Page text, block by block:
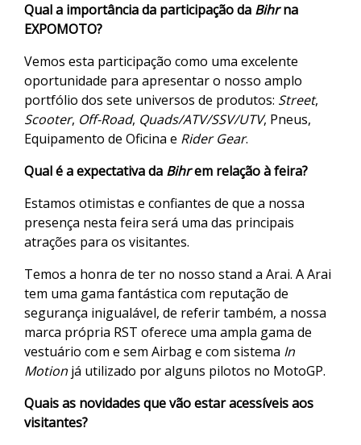
Qual a importância da participação da Bihrna
EXPOMOTO?
Vemos esta participação como uma excelente
oportunidade para apresentar o nosso amplo
portfólio dos sete universos de produtos: Street,
Scooter, Off-Road, Quads/ATV/SSV/UTV, Pneus,
Equipamento de Oficina e Rider Gear.
Qual é a expectativa da Bihrem relação à feira?
Estamos otimistas e confiantes de que a nossa
presença nesta feira será uma das principais
atrações para os visitantes.
Temos a honra de ter no nosso stand a Arai. A Arai
tem uma gama fantástica com reputação de
segurança inigualável, de referir também, a nossa
marca própria RST oferece uma ampla gama de
vestuário com e sem Airbag e com sistema In
Motion já utilizado por alguns pilotos no MotoGP.
Quais as novidades que vão estar acessíveis aos
visitantes?